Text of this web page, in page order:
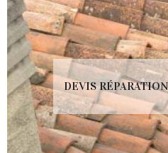
DEVIS